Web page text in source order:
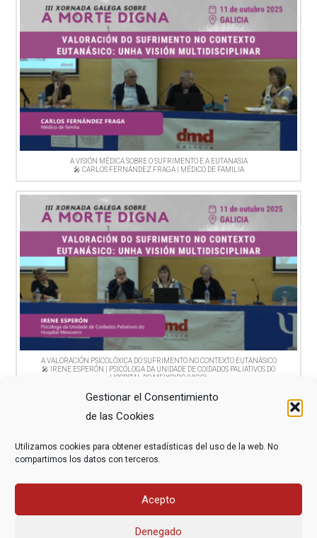
Gestionar el Consentimiento
de las Cookies
Utilizamos cookies para obtener estadísticas del uso de la web. No
compartimos los datos con terceros.
Acepto
Denegado
A VISIÓN MÉDICA SOBRE O SUFRIMENTO E A EUTANASIA
🎤 CARLOS FERNÁNDEZ FRAGA | MÉDICO DE FAMILIA
A VALORACIÓN PSICOLÓXICA DO SUFRIMENTO NO CONTEXTO EUTANÁSICO
🎤 IRENE ESPERÓN | PSICÓLOGA DA UNIDADE DE COIDADOS PALIATIVOS DO
HOSPITAL DO MEIXOIRO (VIGO)
COMPARTE ESTE ARTÍCULO